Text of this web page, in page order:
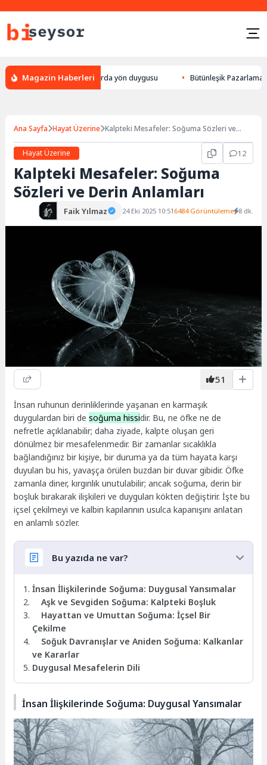
Magazin Haberleri
bulması, hayvanlarda yön duygusu Bütünleşik Pazarlama:
Ana Sayfa Hayat Üzerine Kalpteki Mesafeler: Soğuma Sözleri ve
Hayat Üzerine
12
Kalpteki Mesafeler: Soğuma
Sözleri ve Derin Anlamları
Faik Yılmaz 24 Eki 2025 10:51 6484 Görüntüleme 8 dk.
51
İnsan ruhunun derinliklerinde yaşanan en karmaşık
duygulardan biri desoğuma hissidir. Bu, ne öfke ne de
nefretle açıklanabilir; daha ziyade, kalpte oluşan geri
dönülmez bir mesafelenmedir. Bir zamanlar sıcaklıkla
bağlandığınız bir kişiye, bir duruma ya da tüm hayata karşı
duyulan bu his, yavaşça örülen buzdan bir duvar gibidir. Öfke
zamanla diner, kırgınlık unutulabilir; ancak soğuma, derin bir
boşluk bırakarak ilişkileri ve duyguları kökten değiştirir. İşte bu
içsel çekilmeyi ve kalbin kapılarının usulca kapanışını anlatan
en anlamlı sözler.
Bu yazıda ne var?
İnsan İlişkilerinde Soğuma: Duygusal Yansımalar
Aşk ve Sevgiden Soğuma: Kalpteki Boşluk
Hayattan ve Umuttan Soğuma: İçsel Bir
Çekilme
Soğuk Davranışlar ve Aniden Soğuma: Kalkanlar
ve Kararlar
Duygusal Mesafelerin Dili
İnsan İlişkilerinde Soğuma: Duygusal Yansımalar